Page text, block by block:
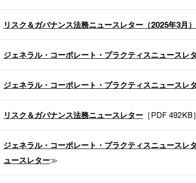
リスク＆ガバナンス法務ニュースレター（2025年3月）
ジェネラル・コーポレート・プラクティスニュースレ
ジェネラル・コーポレート・プラクティスニュースレ
リスク＆ガバナンス法務ニュースレター ［PDF
ジェネラル・コーポレート・プラクティスニュースレ
ュースレター≫